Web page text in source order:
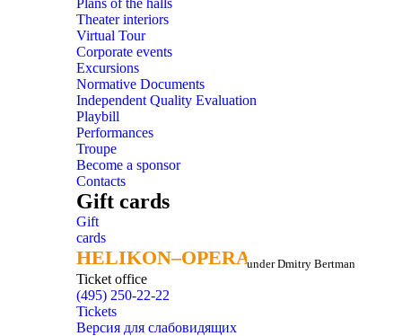
Plans of the halls
Theater interiors
Virtual Tour
Corporate events
Excursions
Normative Documents
Independent Quality Evaluation
Playbill
Performances
Troupe
Become a sponsor
Contacts
Gift cards
Gift
cards
HELIKON–OPERA
HELIKON–OPERAunder Dmitry Bertman
Ticket office
(495) 250-22-22
Tickets
Версия для слабовидящих